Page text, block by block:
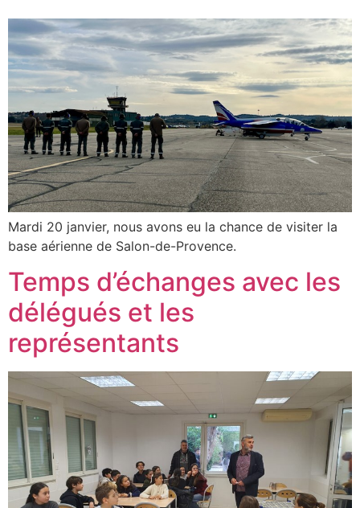
Mardi 20 janvier, nous avons eu la chance de visiter la
base aérienne de Salon-de-Provence.
Temps d’échanges avec les
délégués et les
représentants